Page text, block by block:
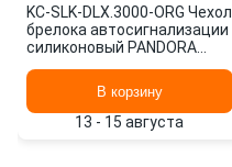
KC-SLK-DLX.3000-ORG Чехол
брелока автосигнализации
силиконовый PANDORA
В корзину
13 - 15 августа